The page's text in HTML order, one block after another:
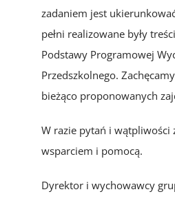
zadaniem jest
pełni realizowane były
Podstawy Programowej
Przedszkolnego.
bieżąco proponowanych
W razie pytań i wątpliwości
wsparciem i pomocą.
Dyrektor i wychowawcy